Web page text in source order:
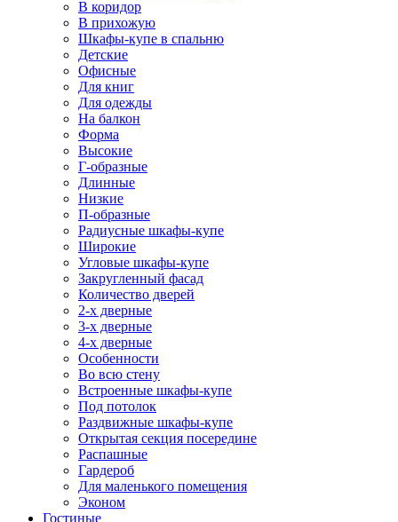
В коридор
В прихожую
Шкафы-купе в спальню
Детские
Офисные
Для книг
Для одежды
На балкон
Форма
Высокие
Г-образные
Длинные
Низкие
П-образные
Радиусные шкафы-купе
Широкие
Угловые шкафы-купе
Закругленный фасад
Количество дверей
2-х дверные
3-х дверные
4-х дверные
Особенности
Во всю стену
Встроенные шкафы-купе
Под потолок
Раздвижные шкафы-купе
Открытая секция посередине
Распашные
Гардероб
Для маленького помещения
Эконом
Гостиные